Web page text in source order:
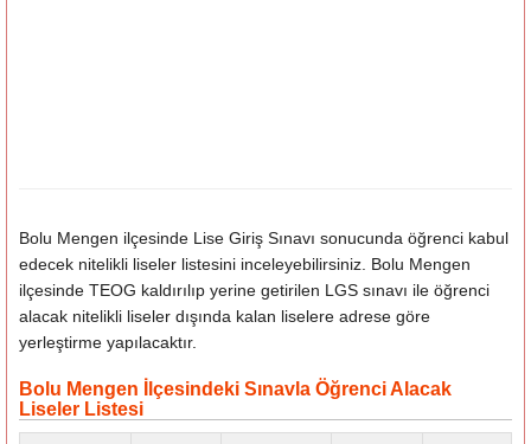
Bolu Mengen ilçesinde Lise Giriş Sınavı sonucunda öğrenci kabul
edecek nitelikli liseler listesini inceleyebilirsiniz. Bolu Mengen
ilçesinde TEOG kaldırılıp yerine getirilen LGS sınavı ile öğrenci
alacak nitelikli liseler dışında kalan liselere adrese göre
yerleştirme yapılacaktır.
Bolu Mengen İlçesindeki Sınavla Öğrenci Alacak
Liseler Listesi